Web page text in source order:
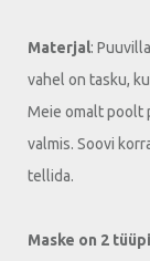
Materjal:
vahel on tasku,
Meie omalt poolt
valmis. Soovi
tellida.
Maske on 2 tüüpi